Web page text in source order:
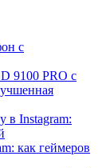
с
9100 PRO с
в Instagram:
как геймеров